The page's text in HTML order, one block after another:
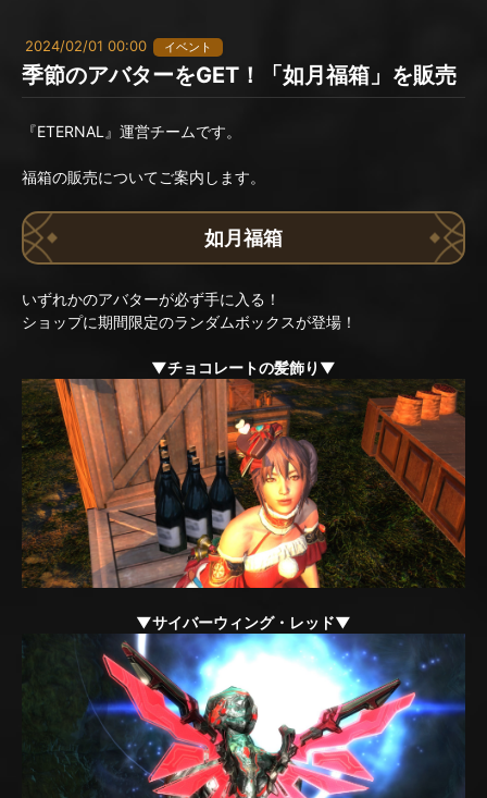
2024/02/01 00:00 イベント
季節のアバターをGET！「如月福箱」を販売
『ETERNAL』運営チームです。
福箱の販売についてご案内します。
如月福箱
いずれかのアバターが必ず手に入る！
ショップに期間限定のランダムボックスが登場！
▼チョコレートの髪飾り▼
▼サイバーウィング・レッド▼